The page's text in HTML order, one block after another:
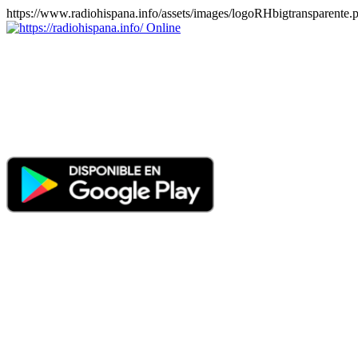
https://www.radiohispana.info/assets/images/
Online